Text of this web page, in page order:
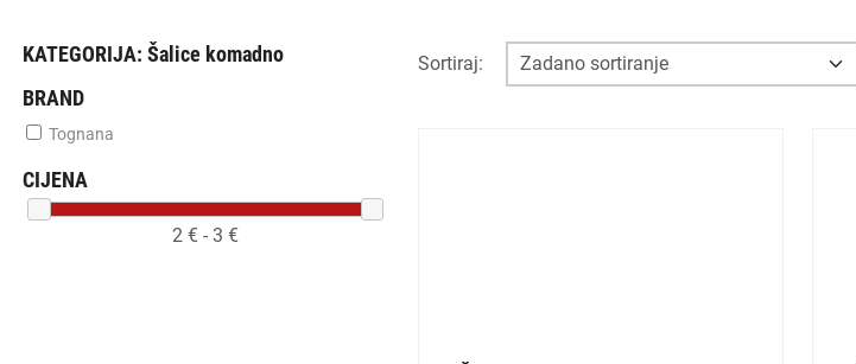
KATEGORIJA: Šalice komadno
BRAND
Tognana
CIJENA
2 € -3 €
Sortiraj: